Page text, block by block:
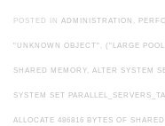
POSTED IN ADMINISTRATION ,
"UNKNOWN OBJECT" , ("LARGE
SHARED MEMORY, ALTER SYSTEM
SYSTEM SET
ALLOCATE 486816 BYTES OF